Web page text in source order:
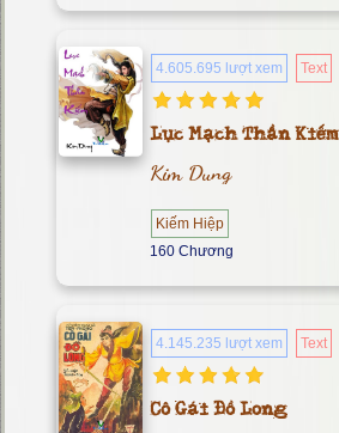
4.605.695 lượt xem Text
Lục Mạch Thần Kiếm
Kim Dung
Kiếm Hiệp
160 Chương
4.145.235 lượt xem Text
Cô Gái Đồ Long